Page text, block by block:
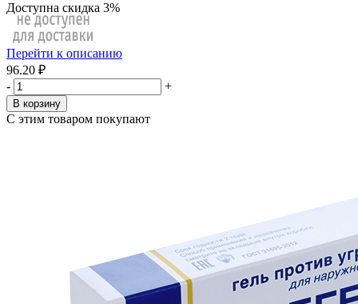
Доступна скидка 3%
Перейти к описанию
96.20 ₽
-
+
В корзину
С этим товаром покупают